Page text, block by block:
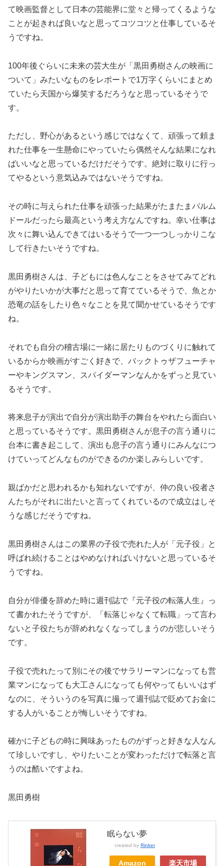
て映画監督として日本の芸能界に堂々と帰ってくるような
ことが起きれば良いなと思ってコツコツと仕事しているそ
うですね。
100年後ぐらいに未来の芸大生が「黒田勇樹さんの映画に
ついて」みたいなものをレポートで1万字くらいにまとめ
ていたら天国から爆笑するだろうなと思っているそうで
す。
ただし、野心があるという感じではなくて、頑張って頼ま
れた仕事を一生懸命にやっていたら偶然そんな結果になれ
ばいいなと思っているだけだそうです。絶対に取りに行っ
てやるという意気込みではないそうですね。
その時に与えられた仕事を頑張った結果がたまたまパルム
ドールだったら最高という考え方なんですね。幸い仕事は
次々に舞い込んできてはいるそうで一つ一つしっかりこな
して行きたいそうですね。
黒田勇樹さんは、子どもには色んなことをさせてみてどれ
がやりたいかが大事だと思って育てているそうで、魚とか
恐竜の話をしたり色々なことを見て聞かせているそうです
ね。
それでも自分の稽古場に一緒に居たりものづくりに触れて
いるからか映画がすごく好きで、バックトゥザフューチャ
ーやキングスマン、スパイダーマンなんかをずっと見てい
るそうです。
将来息子が演出で自分が演出助手の舞台をやれたら面白い
と思っているそうです。黒田勇樹さんが息子の言う通りに
台本に書き起こして、演出も息子の言う通りにみんなにつ
けていってどんなものができるのか楽しみらしいです。
親ばかだと思われるかも知れないですが、仲の良い役者さ
んたちがそれに出たいと言ってくれているので成立はしそ
うな感じだそうですね。
黒田勇樹さんはこの業界の子役で売れた人が「元子役」と
呼ばれ続けることはやめなければいけないと思っているそ
うですね。
自分が俳優を辞めた時に週刊誌で『元子役の転落人生』っ
て書かれたそうですが、「転落じゃなくて転職」って言わ
ないと子役たちが辞めれなくなってしまうのが悲しいそう
です。
子役で売れたって別にその後でサラリーマンになっても営
業マンになっても大工さんになっても何やってもいいはず
なのに、そういうのを写真に撮って週刊誌で貶めてお金に
する人がいることが悔しいそうですね。
確かに子どもの時に興味あったものがずっと好きな人なん
て珍しいですし、やりたいことが変わっただけで転落と言
うのは酷いですよね。
黒田勇樹
眠らない夢
created by Rinker
Amazon 楽天市場